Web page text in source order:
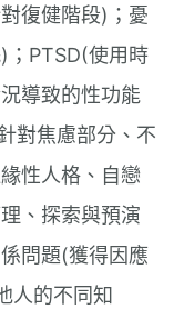
復健階段)；憂
；PTSD(使用時
導致的性功能
對焦慮部分、不
性人格、自戀
、探索與預演
問題(獲得因應
人的不同知